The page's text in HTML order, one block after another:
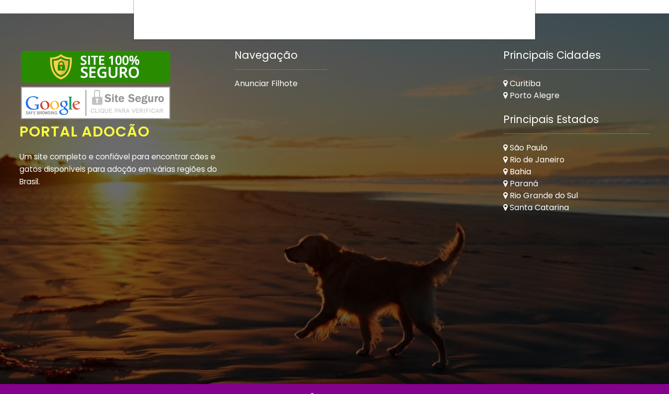
PORTAL ADOCÃO
Um site completo e confiável para encontrar cães e
gatos disponíveis para adoção em várias regiões do
Brasil.
Navegação
Anunciar Filhote
Principais Cidades
Curitiba
Porto Alegre
Principais Estados
São Paulo
Rio de Janeiro
Bahia
Paraná
Rio Grande do Sul
Santa Catarina